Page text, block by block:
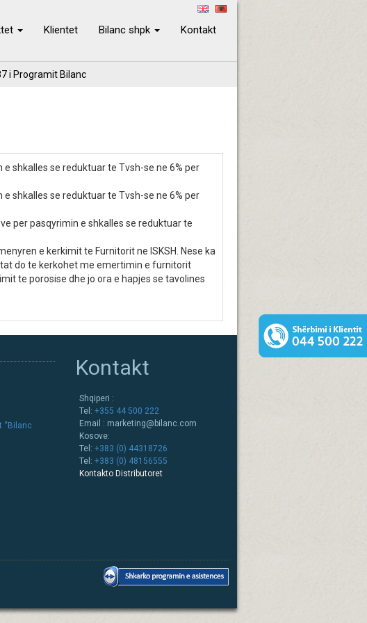
Klientet Bilanc shpk Kontakt
i Programit Bilanc
shkalles se reduktuar te Tvsh-se ne 6% per
shkalles se reduktuar te Tvsh-se ne 6% per
per pasqyrimin e shkalles se reduktuar te
e kerkimit te Furnitorit ne ISKSH. Nese ka
do te kerkohet me emertimin e furnitorit
te porosise dhe jo ora e hapjes se tavolines
“Bilanc
Kontakt
Shqiperi :
Tel: +355 44 500 222
Email : marketing@bilanc.com
Kosove:
Tel: +383 (0) 44318726
Tel: +383 (0) 48156555
Kontakto Distributoret